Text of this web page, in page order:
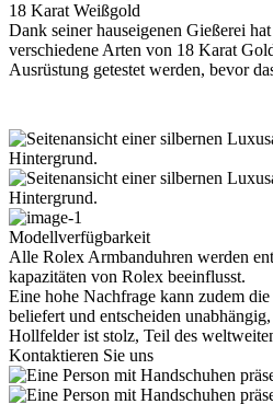
18 Karat Weißgold
Dank seiner hauseigenen Gießerei hat
verschiedene Arten von 18 Karat
Ausrüstung getestet werden, bevor
Modellverfügbarkeit
Alle Rolex Armbanduhren werden
kapazitäten von Rolex beeinflusst.
Eine hohe Nachfrage kann zudem
beliefert und entscheiden
Hollfelderist stolz, Teil des
Kontaktieren Sie uns